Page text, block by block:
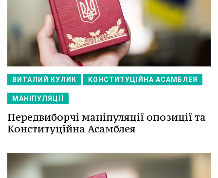
ВИТАЛИЙ КУЛИК КОНСТИТУЦІЙНА АСАМБЛЕЯ
МАНІПУЛЯЦІЇ
Передвиборчі маніпуляції опозиції та
Конституційна Асамблея